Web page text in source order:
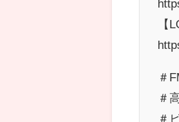
【
＃
＃
＃